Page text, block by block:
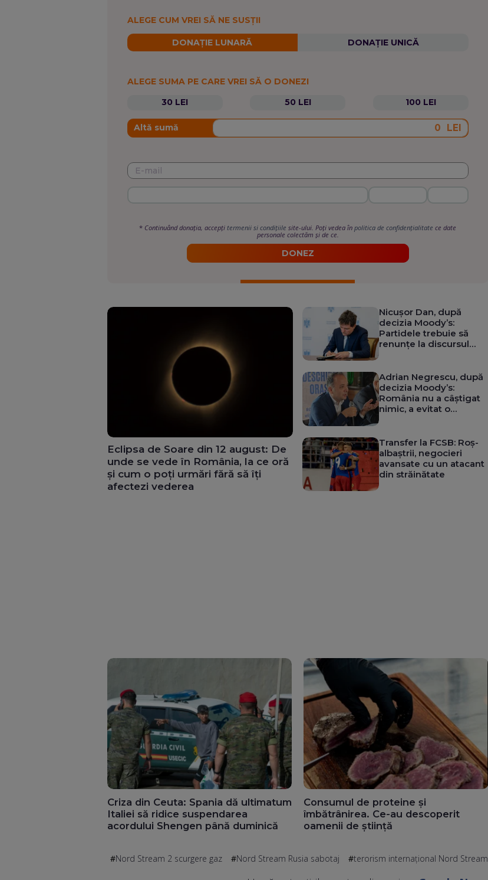
ALEGE CUM VREI SĂ NE SUSȚII
DONAȚIE LUNARĂ DONAȚIE UNICĂ
ALEGE SUMA PE CARE VREI SĂ O DONEZI
30 LEI
50 LEI 100 LEI
Altă sumă LEI
* Continuând donația, accepțitermenii si condițiile site-ului. Poți vedea înpolitica de confidențialitate ce date
personale colectăm și de ce.
DONEZ
Eclipsa de Soare din 12 august: De
unde se vede în România, la ce oră
și cum o poți urmări fără să îți
afectezi vederea
Nicușor Dan, după
decizia Moody’s:
Partidele trebuie să
renunțe la discursul
Adrian Negrescu, după
decizia Moody’s:
România nu a câștigat
nimic, a evitat o
cum ar fi”
Transfer la FCSB: Roș-
albaștrii, negocieri
avansate cu un atacant
din străinătate
Criza din Ceuta: Spania dă ultimatum
Italiei să ridice suspendarea
acordului Shengen până duminică
Consumul de proteine și
îmbătrânirea. Ce-au descoperit
oamenii de știință
Nord Stream 2 scurgere gaz Nord Stream Rusia sabotaj terorism internațional Nord Stream